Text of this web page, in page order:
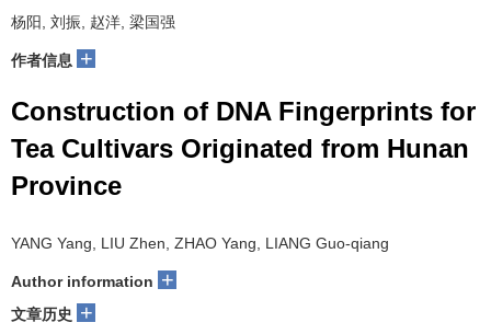
杨阳, 刘振, 赵洋, 梁国强
作者信息 +
Construction of DNA Fingerprints for
Tea Cultivars Originated from Hunan
Province
YANG Yang, LIU Zhen, ZHAO Yang, LIANG Guo-qiang
Author information +
文章历史 +